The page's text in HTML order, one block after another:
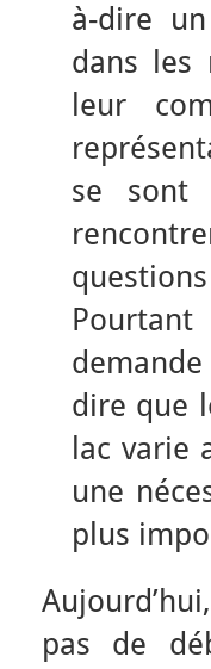
à-dire
dans les
leur
se sont
dire que
lac varie
une
plus
pas de